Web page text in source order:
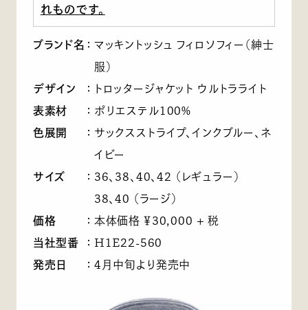
れものです。
ブランド名 ： マッキントッシュ フィロソフィー（紳士
服）
デザイン
：
トロッタージャケット ウルトラライト
表素材
： ポリエステル100%
色展開
： サックスストライプ、インクブルー、ネ
イビー
サイズ
： 36、38、40、42 （レギュラー）
38、40 （ラージ）
価格
： 本体価格 ￥30,000 + 税
当社型番
： H1E22-560
発売日
： 4月中旬より発売中